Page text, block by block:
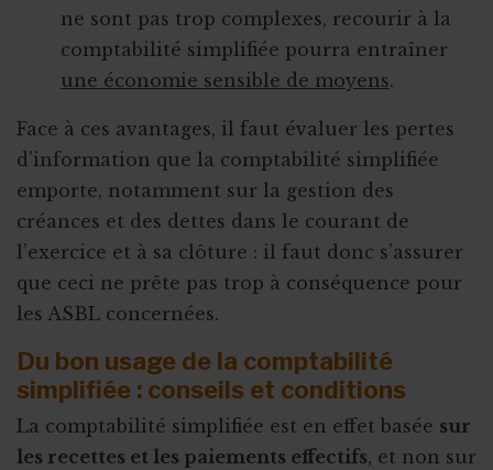
ne sont pas trop complexes, recourir à la
comptabilité simplifiée pourra entraîner
une économie sensible de moyens.
Face à ces avantages, il faut évaluer les pertes
d’information que la comptabilité simplifiée
emporte, notamment sur la gestion des
créances et des dettes dans le courant de
l’exercice et à sa clôture : il faut donc s’assurer
que ceci ne prête pas trop à conséquence pour
les ASBL concernées.
Du bon usage de la comptabilité
simplifiée : conseils et conditions
La comptabilité simplifiée est en effet basée sur
les recettes et les paiements effectifs, et non sur